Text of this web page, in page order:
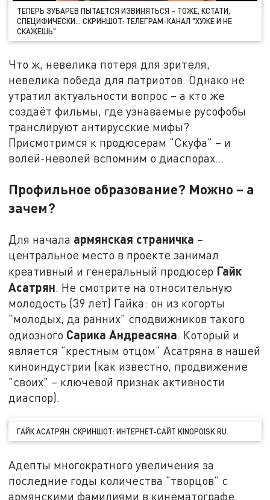
ТЕПЕРЬ ЗУБАРЕВ ПЫТАЕТСЯ ИЗВИНЯТЬСЯ – ТОЖЕ, КСТАТИ,
СПЕЦИФИЧЕСКИ… СКРИНШОТ: ТЕЛЕГРАМ-КАНАЛ "ХУЖЕ И НЕ
СКАЖЕШЬ"
Что ж, невелика потеря для зрителя,
невелика победа для патриотов. Однако не
утратил актуальности вопрос – а кто же
создаёт фильмы, где узнаваемые русофобы
транслируют антирусские мифы?
Присмотримся к продюсерам "Скуфа" – и
волей-неволей вспомним о диаспорах…
Профильное образование? Можно – а
зачем?
Для начала армянская страничка –
центральное место в проекте занимал
креативный и генеральный продюсер Гайк
Асатрян. Не смотрите на относительную
молодость (39 лет) Гайка: он из когорты
"молодых, да ранних" сподвижников такого
одиозного Сарика Андреасяна. Который и
является "крестным отцом" Асатряна в нашей
киноиндустрии (как известно, продвижение
"своих" – ключевой признак активности
диаспор).
ГАЙК АСАТРЯН. СКРИНШОТ: ИНТЕРНЕТ-САЙТ KINOPOISK.RU.
Адепты многократного увеличения за
последние годы количества "творцов" с
армянскими фамилиями в кинематографе